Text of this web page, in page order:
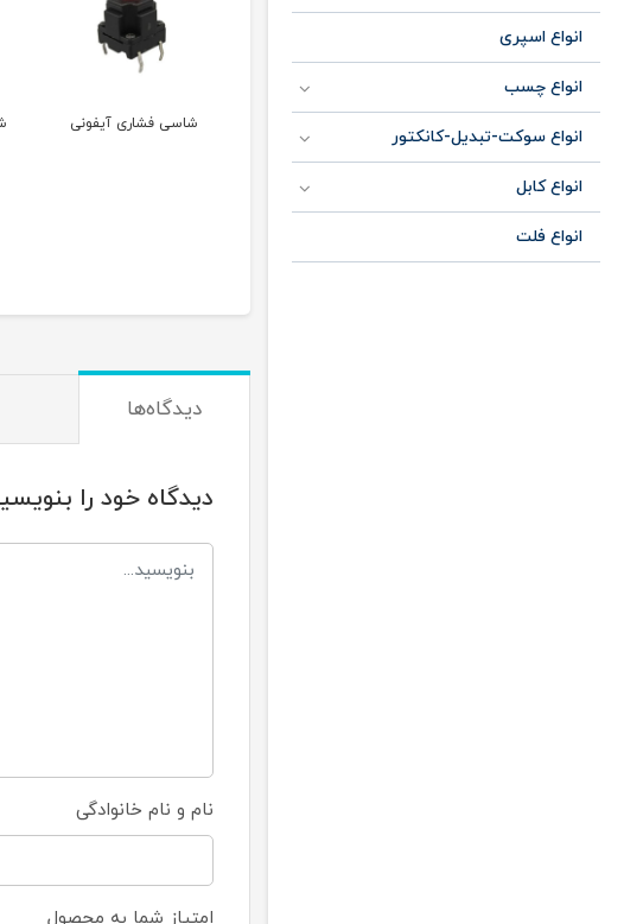
انواع اسپری
انواع چسب
انواع سوکت-تبدیل-کانکتور
انواع کابل
انواع فلت
آمپری
شاسی فشاری 7x7
دیدگاه‌ها
دیدگاه خود را
نام و نام خانوادگی
امتیاز شما به محصول